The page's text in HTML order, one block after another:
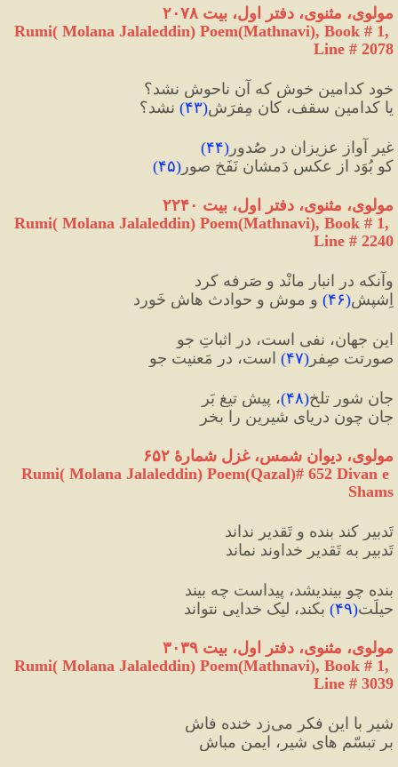
مولوی، مثنوی، دفتر اول، بیت ۲۰۷۸
Rumi( Molana Jalaleddin) Poem(Mathnavi), Book # 1,
Line # 2078
خود کدامین خوش که آن ناحوش نشد؟
یا کدامین سقف، کان مِفرَش(۴۳) نشد؟
غیرِ آواز عزیزان در صُدور (۴۴)
کو بُوَد از عکسِ دَمشان نَفَخِ صور (۴۵)
مولوی، مثنوی، دفتر اول، بیت ۲۲۴۰
Rumi( Molana Jalaleddin) Poem(Mathnavi), Book # 1,
Line # 2240
وآنکه در انبار مانْد و صَرفه کرد
اِشپِش(۴۶) و موش و حوادث هاش خَورد
این جهان، نفی است، در اثباتِ جو
صورتت صِفر (۴۷) است، در مَعنیت جو
جانِ شورِ تلخ(۴۸)، پیشِ تیغ بَر
جانِ چون دریای شیرین را بخر
مولوی، دیوان شمس، غزل شمارهٔ ۶۵۲
Rumi( Molana Jalaleddin) Poem(Qazal)# 652 Divan e
Shams
تَدبیر کند بنده و تَقدیر نداند
تَدبیر به تَقدیرِ خداوند نماند
بنده چو بیندیشد، پیداست چه بیند
حیلَت(۴۹) بکند، لیک خدایی نتواند
مولوی، مثنوی، دفتر اول، بیت ۳۰۳۹
Rumi( Molana Jalaleddin) Poem(Mathnavi), Book # 1,
Line # 3039
شیر با این فکر می‌زد خنده فاش
بر تبسّم های شیر، ایمن مباش